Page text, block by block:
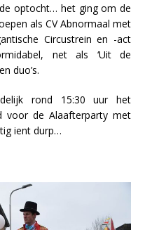
optocht… het ging om de
als CV Abnormaal met
Circustrein en -act
net als ‘Uit de
duo’s.
rond 15:30 uur het
voor de Alaafterparty met
ient durp…